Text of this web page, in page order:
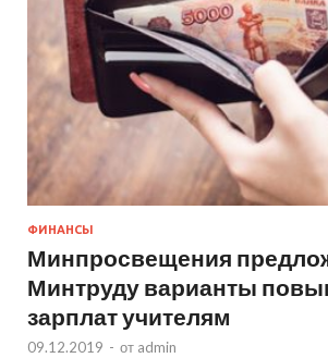
ФИНАНСЫ
Минпросвещения
Минтруду варианты
зарплат учителям
09.12.2019 - от admin